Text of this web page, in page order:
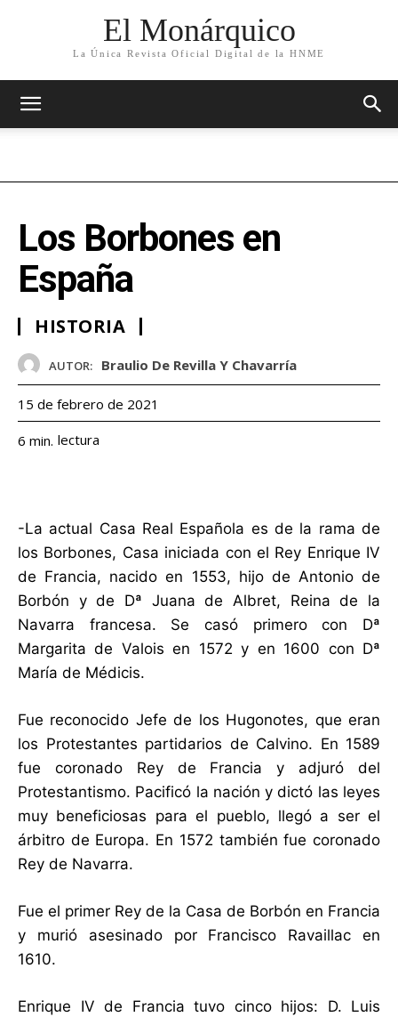
El Monárquico
La Única Revista Oficial Digital de la HNME
Los Borbones en
España
HISTORIA
AUTOR: Braulio De Revilla Y Chavarría
15 de febrero de 2021
6 min. lectura
-La actual Casa Real Española es de la rama de
los Borbones, Casa iniciada con el Rey Enrique IV
de Francia, nacido en 1553, hijo de Antonio de
Borbón y de Dª Juana de Albret, Reina de la
Navarra francesa. Se casó primero con Dª
Margarita de Valois en 1572 y en 1600 con Dª
María de Médicis.
Fue reconocido Jefe de los Hugonotes, que eran
los Protestantes partidarios de Calvino. En 1589
fue coronado Rey de Francia y adjuró del
Protestantismo. Pacificó la nación y dictó las leyes
muy beneficiosas para el pueblo, llegó a ser el
árbitro de Europa. En 1572 también fue coronado
Rey de Navarra.
Fue el primer Rey de la Casa de Borbón en Francia
y murió asesinado por Francisco Ravaillac en
1610.
Enrique IV de Francia tuvo cinco hijos: D. Luis